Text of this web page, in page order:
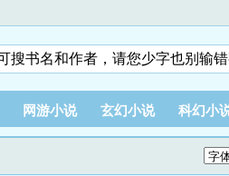
网游小说 玄幻小说 科幻小